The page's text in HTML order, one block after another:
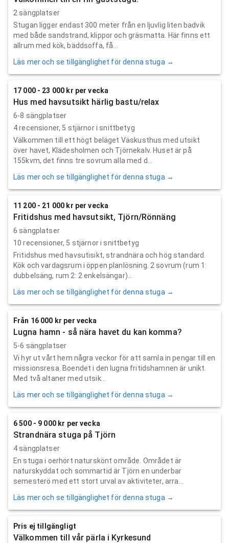
2 sängplatser
Stugan ligger endast 300 meter från en ljuvlig liten badvik
med både sandstrand, klippor och gräsmatta. Här finns ett
allrum med kök, bäddsoffa, få...
Läs mer och se tillgänglighet för denna stuga →
17 000 - 23 000 kr per vecka
Hus med havsutsikt härlig bastu/relax
6-8 sängplatser
4recensioner, 5 stjärnor i snittbetyg
Välkommen till ett högt beläget Väskusthus med utsikt
över havet, Klädesholmen och Tjörnekalv. Huset är på
155kvm, det finns tre sovrum alla med d...
Läs mer och se tillgänglighet för denna stuga →
11 200 - 21 000 kr per vecka
Fritidshus med havsutsikt, Tjörn/Rönnäng
6 sängplatser
10 recensioner, 5 stjärnor i snittbetyg
Fritidshus med havsutisikt, strandnära och hög standard.
Kök och vardagsrum i öppen planlösning. 2 sovrum (rum 1:
dubbelsäng, rum 2: 2 enkelsängar)...
Läs mer och se tillgänglighet för denna stuga →
Från 16 000 kr per vecka
Lugna hamn - så nära havet du kan komma?
5-6 sängplatser
Vi hyr ut vårt hem några veckor för att samla in pengar till en
missionsresa. Boendet i den lugna fritidshamnen är unikt.
Med två altaner med utsik...
Läs mer och se tillgänglighet för denna stuga →
6 500 - 9 000 kr per vecka
Strandnära stuga på Tjörn
4 sängplatser
En stuga i oerhört naturskönt område. Området är
naturskyddat och sommartid är Tjörn en underbar
semesterö med ett stort urval av aktiviteter, arra...
Läs mer och se tillgänglighet för denna stuga →
Pris ej tillgängligt
Välkommen till vår pärla i Kyrkesund